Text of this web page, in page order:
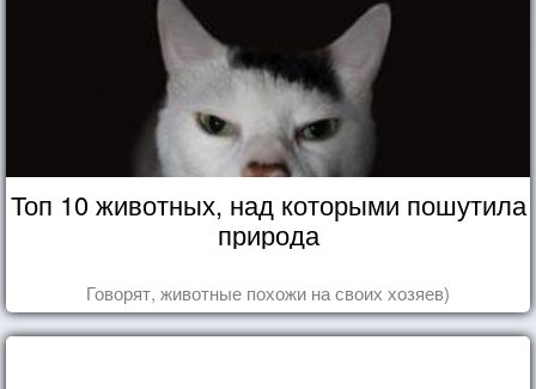
Топ 10 животных, над которыми пошутила
природа
Говорят, животные похожи на своих хозяев)